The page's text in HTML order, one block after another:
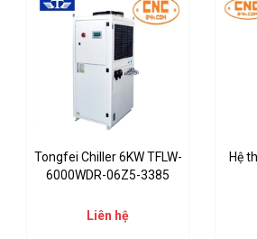
Tongfei Chiller 6KW TFLW-
6000WDR-06Z5-3385
Liên hệ
Hệ